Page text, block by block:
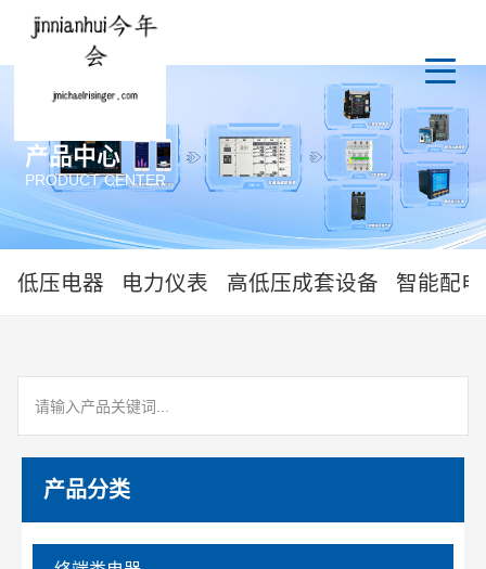
产品中心
PRODUCT CENTER
低压电器 电力仪表 高低压成套设备 智能配
产品分类